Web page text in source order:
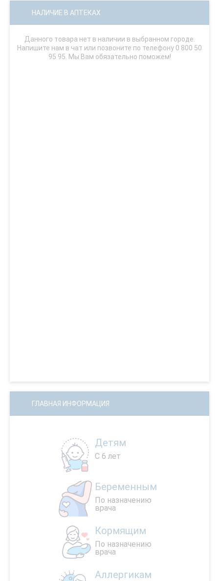
НАЛИЧИЕ В АПТЕКАХ
Данного товара нет в наличии в выбранном городе.
Напишите нам в чат или позвоните по телефону 0 800 50
95 95. Мы Вам обязательно поможем!
ГЛАВНАЯ ИНФОРМАЦИЯ
Детям
С 6 лет
Беременным
По назначению
врача
Кормящим
По назначению
врача
Аллергикам